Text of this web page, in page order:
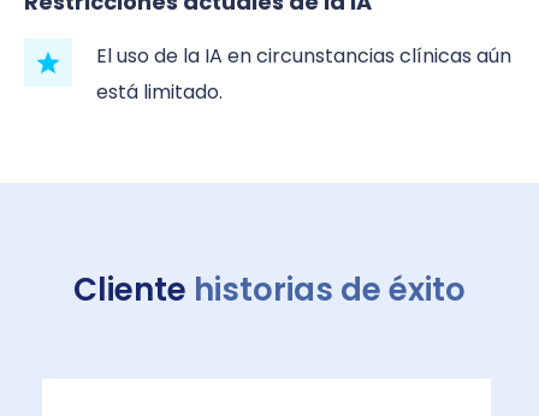
El uso de la IA en circunstancias clínicas aún
está limitado.
Cliente historias de éxito